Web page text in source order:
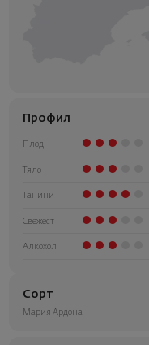
Профил
Плод
Тяло
Танини
Свежест
Алкохол
Сорт
Мария Ардона